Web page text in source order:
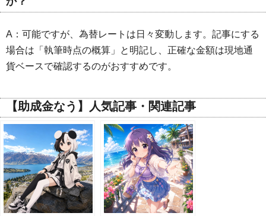
A：可能ですが、為替レートは日々変動します。記事にする
場合は「執筆時点の概算」と明記し、正確な金額は現地通
貨ベースで確認するのがおすすめです。
【助成金なう】人気記事・関連記事